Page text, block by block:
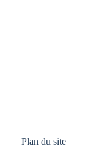
Plan du site